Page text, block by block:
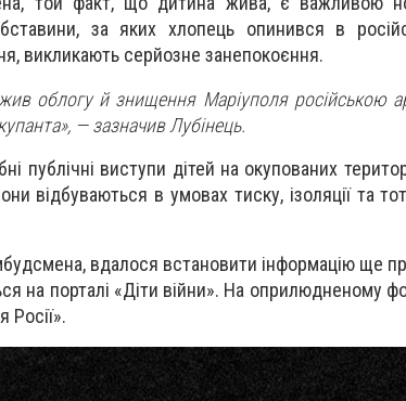
за яких хлопець опинився в
викликають серйозне занепокоєння.
облогу й знищення Маріуполя російською
— зазначив Лубінець.
публічні виступи дітей на окупованих
відбуваються в умовах тиску, ізоляції та
вдалося встановити інформацію ще
на порталі «Діти війни». На оприлюдненому
Росії».